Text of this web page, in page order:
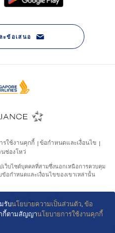
รับนโยบายความเป็นส่วนตัว,ข้อ
กี้ตามสัญญานโยบายการใช้งานคุกกี้